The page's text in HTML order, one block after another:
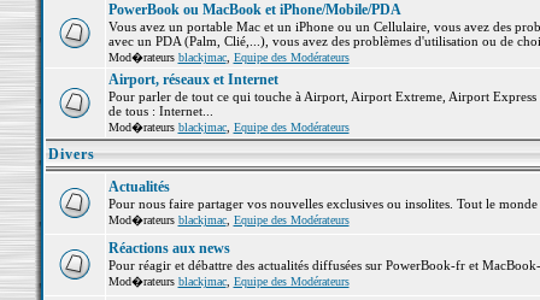
PowerBook ou MacBook et iPhone/Mobile/PDA
Vous avez un portable Mac et un iPhone ou un Cellulaire, vous avez des
avec un PDA (Palm, Clié,...), vous avez des problèmes d'utilisation ou de
Mod�rateurs blackjmac, Equipe des Modérateurs
Airport, réseaux et Internet
Pour parler de tout ce qui touche à Airport, Airport Extreme, Airport
de tous : Internet...
Mod�rateurs blackjmac, Equipe des Modérateurs
Divers
Actualités
Pour nous faire partager vos nouvelles exclusives ou insolites. Tout le
Mod�rateurs blackjmac, Equipe des Modérateurs
Réactions aux news
Pour réagir et débattre des actualités diffusées sur PowerBook-fr et
Mod�rateurs blackjmac, Equipe des Modérateurs